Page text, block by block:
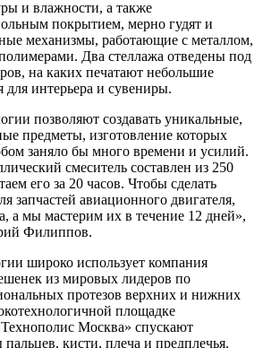
и влажности, а также
покрытием, мерно гудят и
механизмы, работающие с металлом,
Два стеллажа отведены под
на каких печатают небольшие
интерьера и сувениры.
позволяют создавать уникальные,
предметы, изготовление которых
заняло бы много времени и усилий.
смеситель составлен из 250
его за 20 часов. Чтобы сделать
запчастей авиационного двигателя,
а мы мастерим их в течение 12 дней»,
Филиппов.
широко использует компания
из мировых лидеров по
протезов верхних и нижних
площадке
Москва» спускают
кисти, плеча и предплечья.